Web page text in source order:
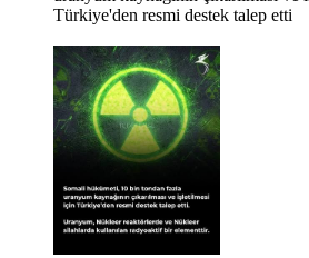
Türkiye'den resmi destek talep etti